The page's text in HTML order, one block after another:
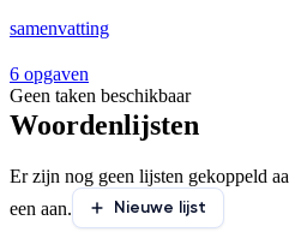
samenvatting
6 opgaven
Geen taken beschikbaar
Woordenlijsten
Er zijn nog geen lijsten gekoppeld
een aan.
Nieuwe lijst